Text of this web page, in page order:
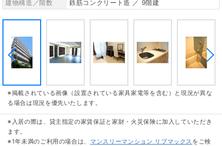
建物構造／階数
鉄筋コンクリート造 ／ 9階建
※掲載されている画像（設置されている家具家電等を含む）と現況が異な
る場合は現況を優先いたします。
※入居の際は、貸主指定の家賃保証と家財・火災保険に加入していただき
ます。
※1年未満のご利用の場合は、 マンスリーマンション リブマックス をご検